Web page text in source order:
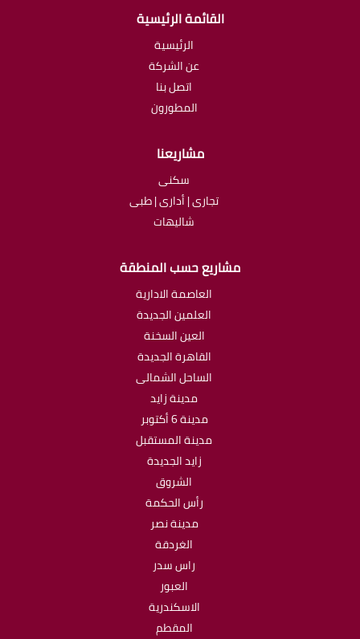
القائمة الرئيسية
الرئيسية
عن الشركة
اتصل بنا
المطورون
مشاريعنا
سكنى
تجارى | أدارى | طبى
شاليهات
مشاريع حسب المنطقة
العاصمة الادارية
العلمين الجديدة
العين السخنة
القاهرة الجديدة
الساحل الشمالى
مدينة زايد
مدينة 6 أكتوبر
مدينة المستقبل
زايد الجديدة
الشروق
رأس الحكمة
مدينة نصر
الغردقة
راس سدر
العبور
الاسكندرية
المقطم